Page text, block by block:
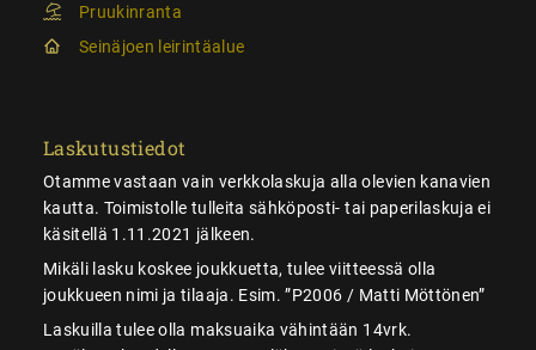
Pruukinranta
Seinäjoen leirintäalue
Laskutustiedot
Otamme vastaan vain verkkolaskuja alla olevien kanavien
kautta. Toimistolle tulleita sähköposti- tai paperilaskuja ei
käsitellä 1.11.2021 jälkeen.
Mikäli lasku koskee joukkuetta, tulee viitteessä olla
joukkueen nimi ja tilaaja. Esim. ”P2006 / Matti Möttönen”
Laskuilla tulee olla maksuaika vähintään 14vrk.